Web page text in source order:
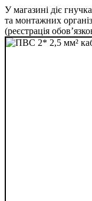
У магазині діє
та монтажних
(реєстрація